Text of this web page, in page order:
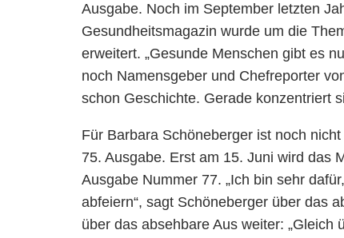
Ausgabe. Noch im September letzten
Gesundheits­magazin wurde um die
erweitert. „Gesunde Menschen gibt es
noch Namens­geber und Chef­reporter
schon Geschichte. Gerade konzentriert
Für Barbara Schöneberger ist noch
75. Ausgabe. Erst am 15. Juni wird das
Ausgabe Nummer 77. „Ich bin sehr
abfeiern“, sagt Schöneberger über das
über das absehbare Aus weiter: